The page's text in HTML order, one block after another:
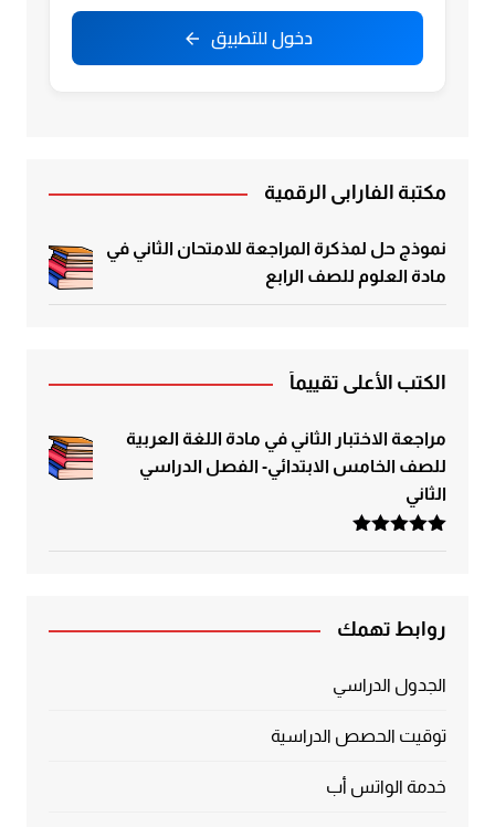
دخول للتطبيق
مكتبة الفارابي الرقمية
نموذج حل لمذكرة المراجعة للامتحان الثاني في
مادة العلوم للصف الرابع
الكتب الأعلى تقييماً
مراجعة الاختبار الثاني في مادة اللغة العربية
للصف الخامس الابتدائي- الفصل الدراسي
الثاني
تم التقييم
روابط تهمك
الجدول الدراسي
توقيت الحصص الدراسية
خدمة الواتس أب